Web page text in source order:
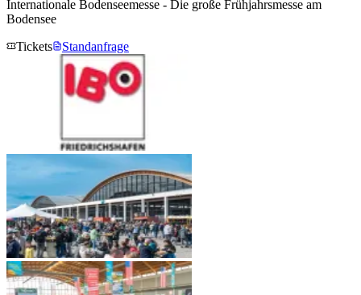
Internationale Bodenseemesse - Die große Frühjahrsmesse am
Bodensee
Tickets
Standanfrage